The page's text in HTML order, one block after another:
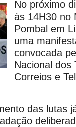
No próximo
às 14H30 no
Pombal em
uma
convocada
Nacional dos
Correios e
das lutas